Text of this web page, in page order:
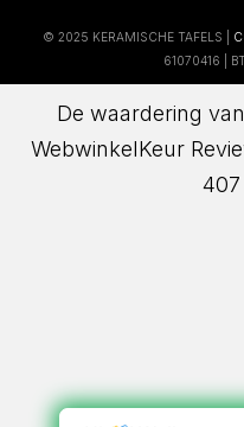
© 2025 KERAMISCHE TAFELS |
61070416 |
De waardering
WebwinkelKeur